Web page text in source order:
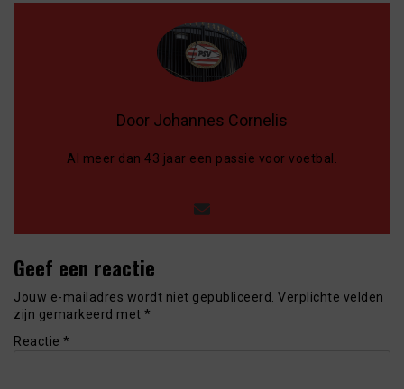
Door Johannes Cornelis
Al meer dan 43 jaar een passie voor voetbal.
Geef een reactie
Jouw e-mailadres wordt niet gepubliceerd. Verplichte velden
zijn gemarkeerd met *
Reactie *